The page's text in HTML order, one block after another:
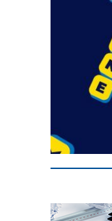
25 avril 2022